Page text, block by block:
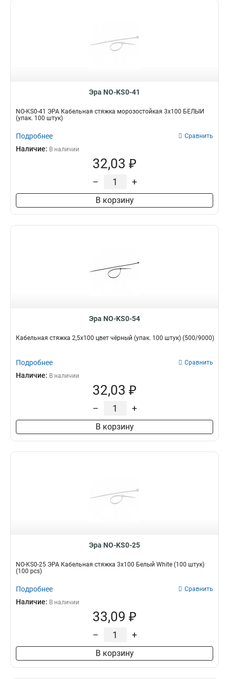
Эра NO-KS0-41
NO-KS0-41 ЭРА Кабельная стяжка морозостойкая 3x100 БЕЛЫЙ
(упак. 100 штук)
Подробнее Сравнить
Наличие: В наличии
32,03 ₽
– +
В корзину
Эра NO-KS0-54
Кабельная стяжка 2,5х100 цвет чёрный (упак. 100 штук) (500/9000)
Подробнее Сравнить
Наличие: В наличии
32,03 ₽
– +
В корзину
Эра NO-KS0-25
NO-KS0-25 ЭРА Кабельная стяжка 3х100 Белый White (100 штук)
(100 pcs)
Подробнее Сравнить
Наличие: В наличии
33,09 ₽
– +
В корзину